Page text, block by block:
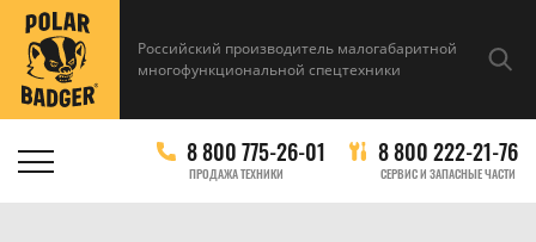
Российский производитель малогабаритной
многофункциональной спецтехники
8 800 775-26-01
ПРОДАЖА ТЕХНИКИ
8 800 222-21-76
СЕРВИС И ЗАПАСНЫЕ ЧАСТИ